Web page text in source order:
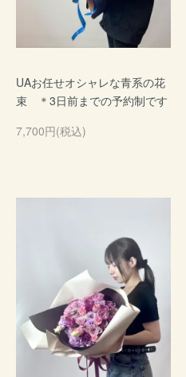
UAお任せオシャレな青系の花
束 ＊3日前までの予約制です
7,700円(税込)